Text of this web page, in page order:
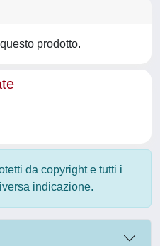
prodotto.
da copyright e tutti i
indicazione.